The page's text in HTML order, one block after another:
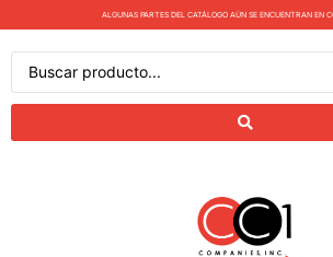
ALGUNAS PARTES DEL CATÁLOGO AÚN SE ENCUENTRAN EN